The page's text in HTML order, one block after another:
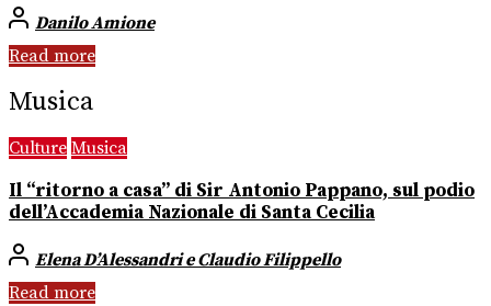
Danilo Amione
Read more
Musica
Culture Musica
Il “ritorno a casa” di Sir Antonio Pappano, sul podio
dell’Accademia Nazionale di Santa Cecilia
Elena D’Alessandri e Claudio Filippello
Read more